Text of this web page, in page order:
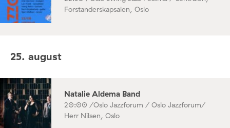
Forstanderskapsalen, Oslo
25. august
Natalie Aldema Band
20:00 /Oslo Jazzforum / Oslo Jazzforum/
Herr Nilsen, Oslo